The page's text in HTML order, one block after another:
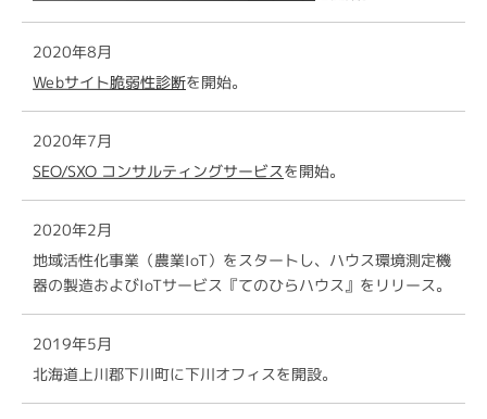
2020年8月
Webサイト脆弱性診断を開始。
2020年7月
SEO/SXO コンサルティングサービスを開始。
2020年2月
地域活性化事業（農業IoT）をスタートし、ハウス環境測定機
器の製造およびIoTサービス『てのひらハウス』をリリース。
2019年5月
北海道上川郡下川町に下川オフィスを開設。